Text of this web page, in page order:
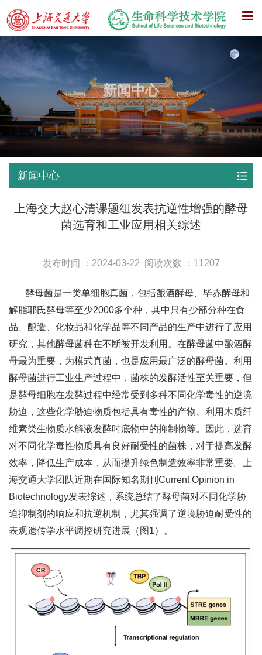
X
新闻中心
新闻中心
上海交大赵心清课题组发表抗逆性增强的酵母
菌选育和工业应用相关综述
发布时间 ：2024-03-22 阅读次数 ：11207
酵母菌是一类单细胞真菌，包括酿酒酵母、毕赤酵母和
解脂耶氏酵母等至少2000多个种，其中只有少部分种在食
品、酿造、化妆品和化学品等不同产品的生产中进行了应用
研究，其他酵母菌种在不断被开发利用。在酵母菌中酿酒酵
母最为重要，为模式真菌，也是应用最广泛的酵母菌。利用
酵母菌进行工业生产过程中，菌株的发酵活性至关重要，但
是酵母细胞在发酵过程中经常受到多种不同化学毒性的逆境
胁迫，这些化学胁迫物质包括具有毒性的产物、利用木质纤
维素类生物质水解液发酵时底物中的抑制物等。因此，选育
对不同化学毒性物质具有良好耐受性的菌株，对于提高发酵
效率，降低生产成本，从而提升绿色制造效率非常重要。上
海交通大学团队近期在国际知名期刊Current Opinion in
Biotechnology发表综述，系统总结了酵母菌对不同化学胁
迫抑制剂的响应和抗逆机制，尤其强调了逆境胁迫耐受性的
表观遗传学水平调控研究进展（图1）。